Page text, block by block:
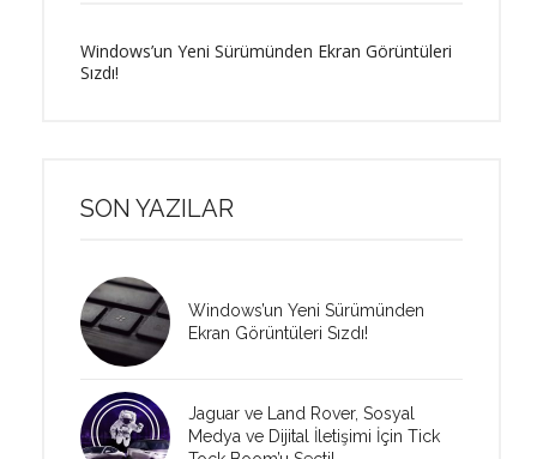
Windows’un Yeni Sürümünden Ekran Görüntüleri
Sızdı!
SON YAZILAR
Windows’un Yeni Sürümünden
Ekran Görüntüleri Sızdı!
Jaguar ve Land Rover, Sosyal
Medya ve Dijital İletişimi İçin Tick